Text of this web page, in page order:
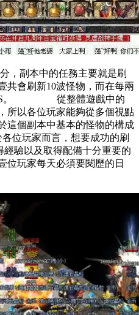
本中的任務主要就是刷
共會刷新10波怪物，而在每兩
。 從整體遊戲中的
所以各位玩家能夠從多個視點
這個副本中基本的怪物的構成
家而言，想要成功的刷
驗以及取得配備十分重要的
位玩家每天必須要閱歷的日